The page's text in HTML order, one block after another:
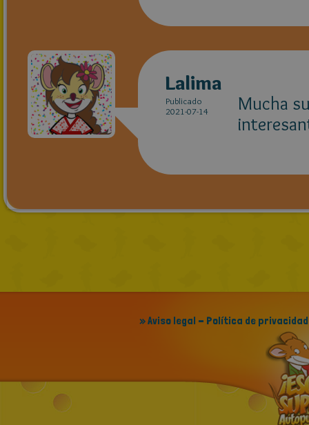
Lalima
Publicado
2021-07-14
Mucha
» Aviso legal - Política de privacidad